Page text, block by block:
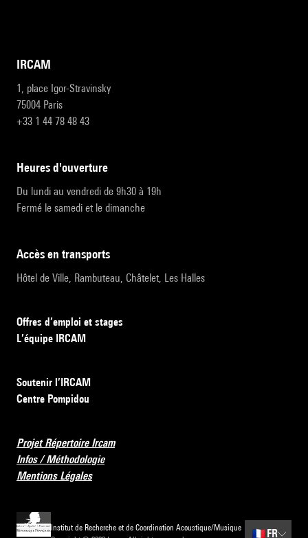
IRCAM
1, place Igor-Stravinsky
75004 Paris
+33 1 44 78 48 43
heures d'ouverture
Du lundi au vendredi de 9h30 à 19h
Fermé le samedi et le dimanche
accès en transports
Hôtel de Ville, Rambuteau, Châtelet, Les Halles
Offres d’emploi et stages
L’équipe IRCAM
Soutenir l’IRCAM
Centre Pompidou
Projet Répertoire Ircam
Infos / Méthodologie
Mentions Légales
Institut de Recherche et de Coordination Acoustique/Musique
🇫🇷 FR